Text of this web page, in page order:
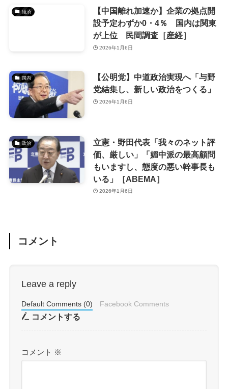
経済
【中国離れ加速か】企業の拠点開
設予定わずか0・4％ 国内は関東
が上位 民間調査［産経］
2026年1月6日
国内
【公明党】中道政治実現へ「与野
党結集し、新しい政治をつくる」
2026年1月6日
政治
立憲・野田代表「我々のネット評
価、厳しい」「媚中派の最高顧問
もいますし、態度の悪い幹事長も
いる」［ABEMA］
2026年1月6日
コメント
Leave a reply
Default Comments (0) Facebook Comments
コメントする
コメント ※